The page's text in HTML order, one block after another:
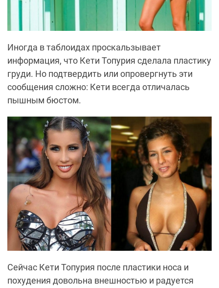
Иногда в таблоидах проскальзывает
информация, что Кети Топурия сделала пластику
груди. Но подтвердить или опровергнуть эти
сообщения сложно: Кети всегда отличалась
пышным бюстом.
Сейчас Кети Топурия после пластики носа и
похудения довольна внешностью и радуется